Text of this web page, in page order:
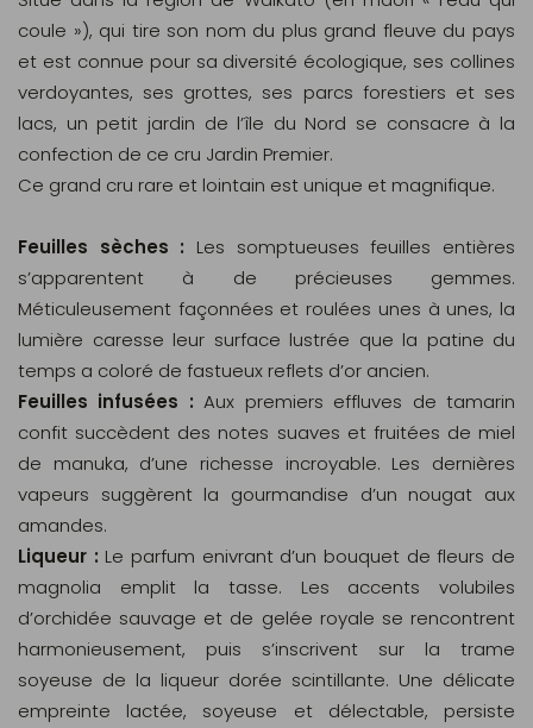
coule »), qui tire son nom du plus grand fleuve du pays
et est connue pour sa diversité écologique, ses collines
verdoyantes, ses grottes, ses parcs forestiers et ses
lacs, un petit jardin de l’île du Nord se consacre à la
confection de ce cru Jardin Premier.
Ce grand cru rare et lointain est unique et magnifique.
Feuilles sèches : Les somptueuses feuilles entières
s’apparentent à de précieuses gemmes.
Méticuleusement façonnées et roulées unes à unes, la
lumière caresse leur surface lustrée que la patine du
temps a coloré de fastueux reflets d’or ancien.
Feuilles infusées : Aux premiers effluves de tamarin
confit succèdent des notes suaves et fruitées de miel
de manuka, d’une richesse incroyable. Les dernières
vapeurs suggèrent la gourmandise d’un nougat aux
amandes.
Liqueur : Le parfum enivrant d’un bouquet de fleurs de
magnolia emplit la tasse. Les accents volubiles
d’orchidée sauvage et de gelée royale se rencontrent
harmonieusement, puis s’inscrivent sur la trame
soyeuse de la liqueur dorée scintillante. Une délicate
empreinte lactée, soyeuse et délectable, persiste